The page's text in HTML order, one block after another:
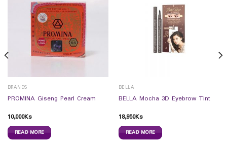
BRANDS
PROMINA Giseng Pearl Cream
10,000Ks
READ MORE
BELLA
BELLA Mocha 3D Eyebrow Tint
18,950Ks
READ MORE